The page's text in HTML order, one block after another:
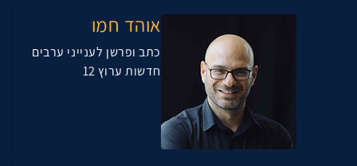
אוהד חמו
כתב ופרשן לענייני ערבים
חדשות ערוץ 12